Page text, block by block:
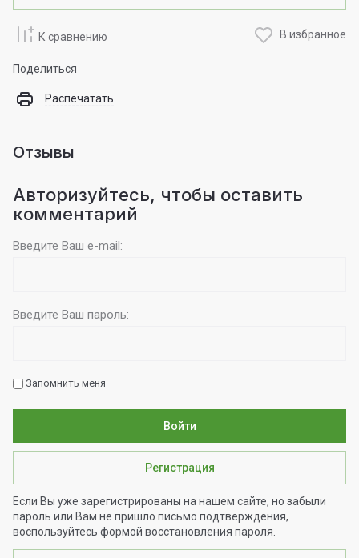
К сравнению В избранное
Поделиться
Распечатать
Отзывы
Авторизуйтесь, чтобы оставить
комментарий
Введите Ваш e-mail:
Введите Ваш пароль:
Запомнить меня
Войти
Регистрация
Если Вы уже зарегистрированы на нашем сайте, но забыли
пароль или Вам не пришло письмо подтверждения,
воспользуйтесь формой восстановления пароля.